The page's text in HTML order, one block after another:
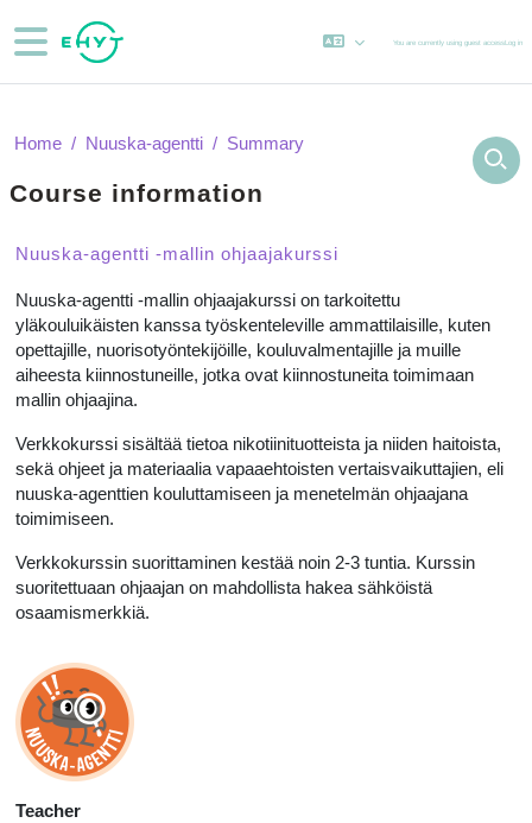
Side panel
You are currently using guest accessLog in
Home Nuuska-agentti Summary
Course information
Nuuska-agentti -mallin ohjaajakurssi
Nuuska-agentti -mallin ohjaajakurssi on tarkoitettu
yläkouluikäisten kanssa työskenteleville ammattilaisille, kuten
opettajille, nuorisotyöntekijöille, kouluvalmentajille ja muille
aiheesta kiinnostuneille, jotka ovat kiinnostuneita toimimaan
mallin ohjaajina.
Verkkokurssi sisältää tietoa nikotiinituotteista ja niiden haitoista,
sekä ohjeet ja materiaalia vapaaehtoisten vertaisvaikuttajien, eli
nuuska-agenttien kouluttamiseen ja menetelmän ohjaajana
toimimiseen.
Verkkokurssin suorittaminen kestää noin 2-3 tuntia. Kurssin
suoritettuaan ohjaajan on mahdollista hakea sähköistä
osaamismerkkiä.
Teacher